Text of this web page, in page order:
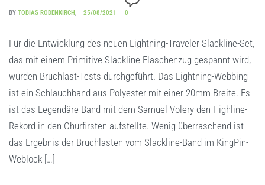
BY TOBIAS RODENKIRCH 25/08/2021 0
Für die Entwicklung des neuen Lightning-Traveler Slackline-Set,
das mit einem Primitive Slackline Flaschenzug gespannt wird,
wurden Bruchlast-Tests durchgeführt. Das Lightning-Webbing
ist ein Schlauchband aus Polyester mit einer 20mm Breite. Es
ist das Legendäre Band mit dem Samuel Volery den Highline-
Rekord in den Churfirsten aufstellte. Wenig überraschend ist
das Ergebnis der Bruchlasten vom Slackline-Band im KingPin-
Weblock […]